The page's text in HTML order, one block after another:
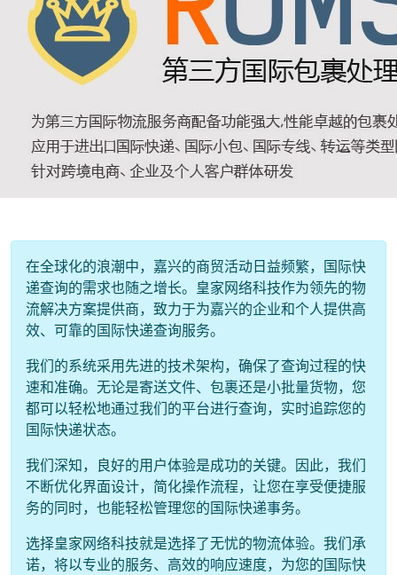
在全球化的浪潮中，嘉兴的商贸活动日益频繁，国际快
递查询的需求也随之增长。皇家网络科技作为领先的物
流解决方案提供商，致力于为嘉兴的企业和个人提供高
效、可靠的国际快递查询服务。
我们的系统采用先进的技术架构，确保了查询过程的快
速和准确。无论是寄送文件、包裹还是小批量货物，您
都可以轻松地通过我们的平台进行查询，实时追踪您的
国际快递状态。
我们深知，良好的用户体验是成功的关键。因此，我们
不断优化界面设计，简化操作流程，让您在享受便捷服
务的同时，也能轻松管理您的国际快递事务。
选择皇家网络科技就是选择了无忧的物流体验。我们承
诺，将以专业的服务、高效的响应速度，为您的国际快